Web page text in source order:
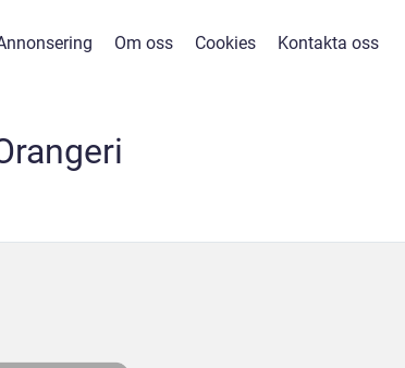
Om oss Cookies Kontakta oss